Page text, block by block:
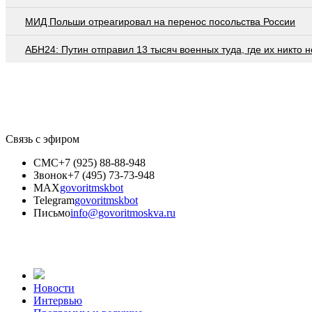
МИД Польши отреагировал на перенос посольства России
АБН24: Путин отправил 13 тысяч военных туда, где их никто
Связь с эфиром
СМС+7 (925) 88-88-948
Звонок+7 (495) 73-73-948
MAXgovoritmskbot
Telegramgovoritmskbot
Письмоinfo@govoritmoskva.ru
Новости
Интервью